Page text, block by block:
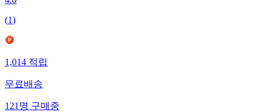
(1)
1,014 적립
무료배송
121 명 구매중